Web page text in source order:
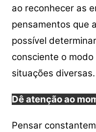
ao reconhecer as
pensamentos que
possível
consciente o
situações diversas.
Dê atenção ao
Pensar